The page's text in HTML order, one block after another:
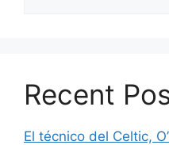
Recent
El técnico del Celtic,